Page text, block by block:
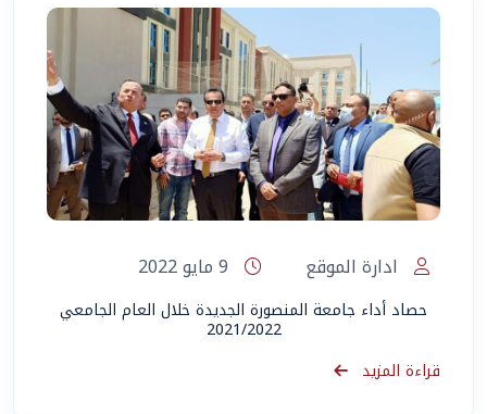
ادارة الموقع
حصاد أداء جامعة المنصورة الجديدة خلال العام الجامعي
2021/2022
قراءة المزيد